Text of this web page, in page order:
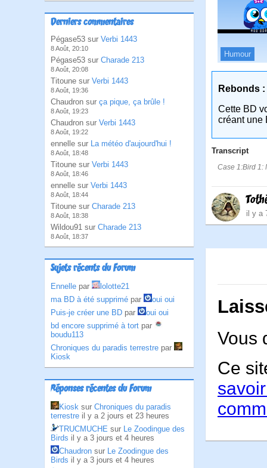
Derniers commentaires
Pégase53 sur Verbi 1443
8 Août, 20:10
Pégase53 sur Charade 213
8 Août, 20:08
Titoune sur Verbi 1443
8 Août, 19:36
Chaudron sur ça pique, ça brûle !
8 Août, 19:23
Chaudron sur Verbi 1443
8 Août, 19:22
ennelle sur La météo d'aujourd'hui !
8 Août, 18:48
Titoune sur Verbi 1443
8 Août, 18:46
ennelle sur Verbi 1443
8 Août, 18:44
Titoune sur Charade 213
8 Août, 18:38
Wildou91 sur Charade 213
8 Août, 18:37
Sujets récents du Forum
Ennelle par
lolotte21
ma BD à été supprimé par
oui oui
Puis-je créer une BD par
oui oui
bd encore supprimé à tort par
boudu113
Chroniques du paradis terrestre par
Kiosk
Réponses récentes du Forum
Kiosk sur Chroniques du paradis
terrestre il y a 2 jours et 23 heures
TRUCMUCHE sur Le Zoodingue des
Birds il y a 3 jours et 4 heures
Chaudron sur Le Zoodingue des
Birds il y a 3 jours et 4 heures
Humour
Rebonds :
Cette BD
créant une
Transcript
Case 1:Bird 1:
il y a
Vous
Ce